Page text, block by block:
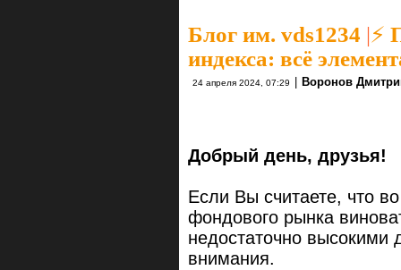
Блог им. vds1234 |⚡
индекса: всё
24 апреля 2024, 07:29 Воронов
Добрый день, друзья!
Если Вы считаете, что
фондового рынка
недостаточно высокими
внимания.